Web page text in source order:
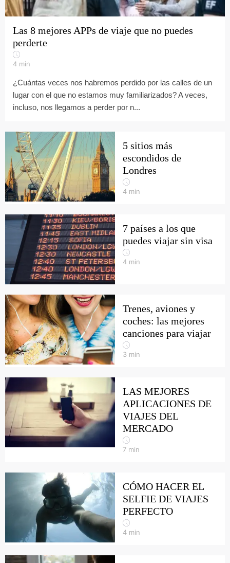
Las 8 mejores APPs de viaje que no puedes
perderte
4 min
¿Cuántas veces nos habremos perdido por las calles de un
lugar con el que no estamos muy familiarizados? A veces,
incluso, nos llegamos a perder por n...
5 sitios más
escondidos de
Londres
4 min
7 países a los que
puedes viajar sin visa
4 min
Trenes, aviones y
coches: las mejores
canciones para viajar
3 min
LAS MEJORES
APLICACIONES DE
VIAJES DEL
MERCADO
7 min
CÓMO HACER EL
SELFIE DE VIAJES
PERFECTO
4 min